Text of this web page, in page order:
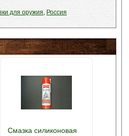
для оружия, Россия
Смазка силиконовая